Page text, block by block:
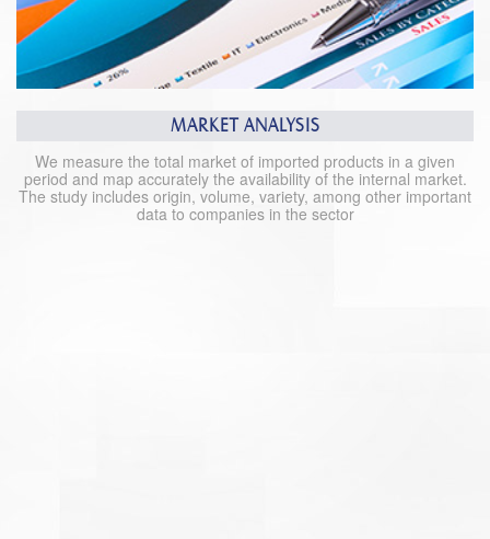
MARKET ANALYSIS
We measure the total market of imported products in a given
period and map accurately the availability of the internal market.
The study includes origin, volume, variety, among other important
data to companies in the sector